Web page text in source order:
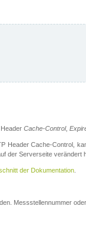
Cache-Control,
Header Cache-Control,
der Serverseite verändert
der Dokumentation.
Messstellennummer